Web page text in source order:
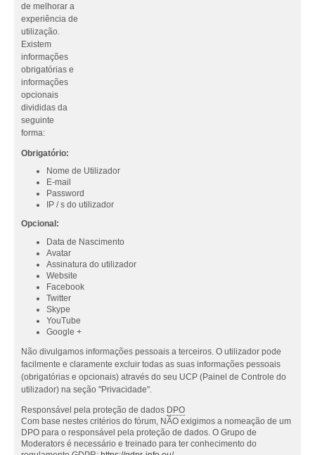
de melhorar a
experiência de
utilização.
Existem
informações
obrigatórias e
informações
opcionais
divididas da
seguinte
forma:
Obrigatório:
Nome de Utilizador
E-mail
Password
IP / s do utilizador
Opcional:
Data de Nascimento
Avatar
Assinatura do utilizador
Website
Facebook
Twitter
Skype
YouTube
Google +
Não divulgamos informações pessoais a terceiros. O utilizador pode
facilmente e claramente excluir todas as suas informações pessoais
(obrigatórias e opcionais) através do seu UCP (Painel de Controle do
utilizador) na seção "Privacidade".
Responsável pela proteção de dados DPO
Com base nestes critérios do fórum, NÃO exigimos a nomeação de um
DPO para o responsável pela proteção de dados. O Grupo de
Moderators é necessário e treinado para ter conhecimento do